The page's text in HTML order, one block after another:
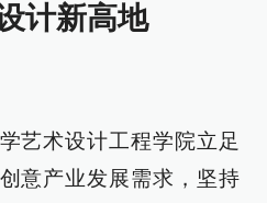
计新高地
艺术设计工程学院立足
意产业发展需求，坚持